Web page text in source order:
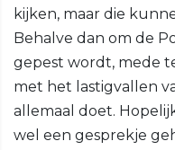
kijken, maar die
Behalve dan om de
gepest wordt, mede
met het lastigvallen
allemaal doet.
wel een gesprekje